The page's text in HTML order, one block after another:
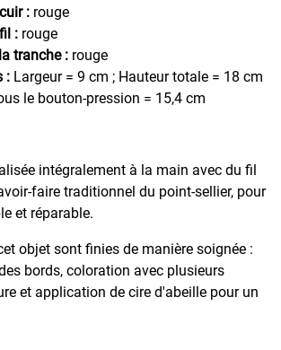
: rouge
: rouge
tranche : rouge
: Largeur = 9 cm ; Hauteur totale = 18 cm
le bouton-pression = 15,4 cm
intégralement à la main avec du fil
faire traditionnel du point-sellier, pour
et réparable.
objet sont finies de manière soignée :
bords, coloration avec plusieurs
et application de cire d'abeille pour un